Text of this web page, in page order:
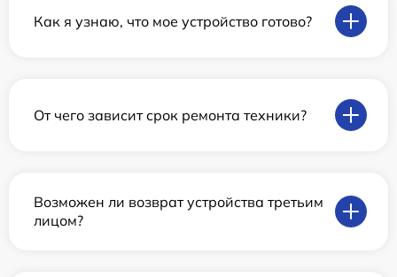
Как я узнаю, что мое устройство готово?
От чего зависит срок ремонта техники?
Возможен ли возврат устройства третьим
лицом?